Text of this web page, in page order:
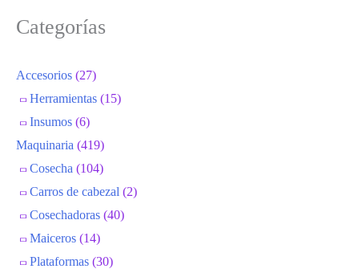
Categorías
Accesorios (27)
Herramientas (15)
Insumos (6)
Maquinaria (419)
Cosecha (104)
Carros de cabezal (2)
Cosechadoras (40)
Maiceros (14)
Plataformas (30)